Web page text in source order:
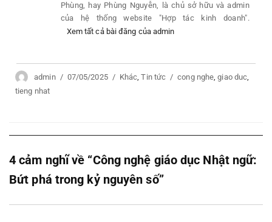
Phùng, hay Phùng Nguyễn, là chủ sở hữu và admin
của hệ thống website "Hợp tác kinh doanh".
Xem tất cả bài đăng của admin
Author
admin
Posted
07/05/2025 Categories
Khác ,Tin tức Tags
cong nghe ,giao duc
tieng nhat
4 cảm nghĩ về “Công nghệ giáo dục Nhật ngữ:
Bứt phá trong kỷ nguyên số”